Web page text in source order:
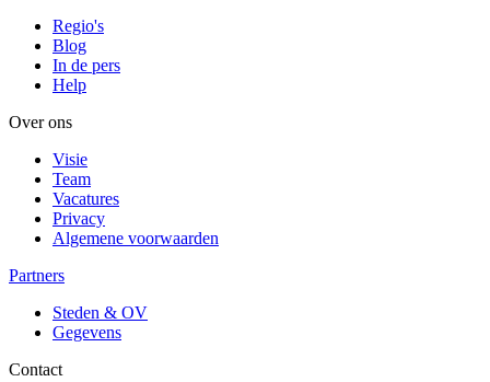
Regio's
Blog
In de pers
Help
Over ons
Visie
Team
Vacatures
Privacy
Algemene voorwaarden
Partners
Steden & OV
Gegevens
Contact